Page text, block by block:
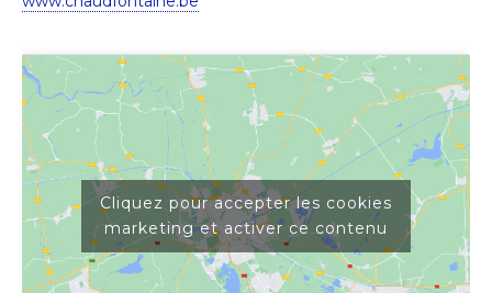
Cliquez pour accepter les cookies
marketing et activer ce contenu